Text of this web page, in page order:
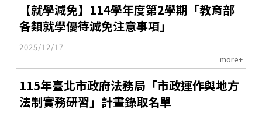
【就學減免】114學年度第2學期「教育部
各類就學優待減免注意事項」
2025/12/17
more+
115年臺北市政府法務局「市政運作與地方
法制實務研習」計畫錄取名單